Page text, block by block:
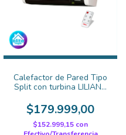
Calefactor de Pared Tipo
Split con turbina LILIANA
$179.999,00
$152.999,15 con